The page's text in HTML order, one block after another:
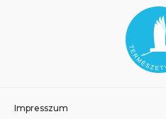
Impresszum